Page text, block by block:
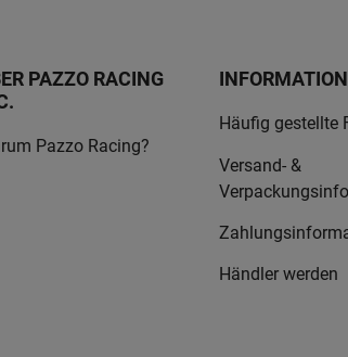
PAZZO RACING
Pazzo Racing?
Häufig gestellte
Versand- &
Händler werden